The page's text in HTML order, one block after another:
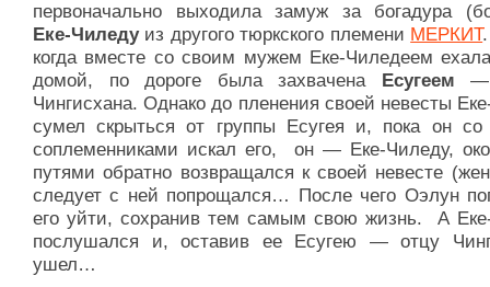
первоначально выходила замуж за богадура
Еке-Чиледуиз другого тюркского племени МЕРКИТ
когда вместе со своим мужем Еке-Чиледеем
домой, по дороге была захвачена Есугеем —
Чингисхана. Однако до пленения своей невесты
сумел скрыться от группы Есугея и, пока он
соплеменниками искал его, он — Еке-Чиледу,
путями обратно возвращался к своей невесте
следует с ней попрощался… После чего Оэлун
его уйти, сохранив тем самым свою жизнь. А
послушался и, оставив ее Есугею — отцу
ушел…